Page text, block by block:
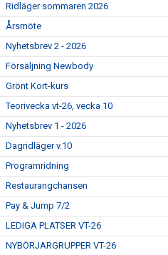
Ridläger sommaren 2026
Årsmöte
Nyhetsbrev 2 - 2026
Försäljning Newbody
Grönt Kort-kurs
Teorivecka vt-26, vecka 10
Nyhetsbrev 1 - 2026
Dagridläger v.10
Programridning
Restaurangchansen
Pay & Jump 7/2
LEDIGA PLATSER VT-26
NYBÖRJARGRUPPER VT-26